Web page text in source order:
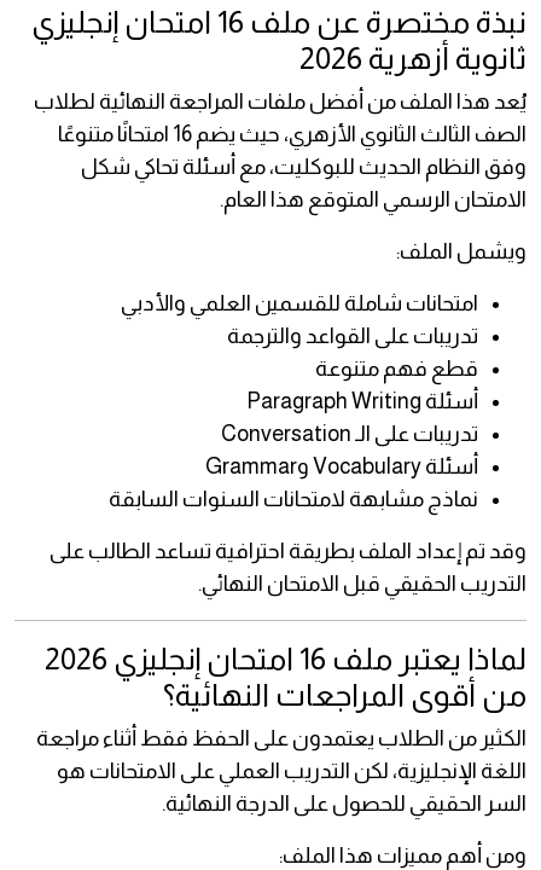
نبذة مختصرة عن ملف 16 امتحان إنجليزي
ثانوية أزهرية 2026
يُعد هذا الملف من أفضل ملفات المراجعة النهائية لطلاب
الصف الثالث الثانوي الأزهري، حيث يضم 16 امتحانًا متنوعًا
وفق النظام الحديث للبوكليت، مع أسئلة تحاكي شكل
الامتحان الرسمي المتوقع هذا العام.
ويشمل الملف:
امتحانات شاملة للقسمين العلمي والأدبي
تدريبات على القواعد والترجمة
قطع فهم متنوعة
أسئلة Paragraph Writing
تدريبات على الـ Conversation
أسئلة Vocabulary وGrammar
نماذج مشابهة لامتحانات السنوات السابقة
وقد تم إعداد الملف بطريقة احترافية تساعد الطالب على
التدريب الحقيقي قبل الامتحان النهائي.
لماذا يعتبر ملف 16 امتحان إنجليزي 2026
من أقوى المراجعات النهائية؟
الكثير من الطلاب يعتمدون على الحفظ فقط أثناء مراجعة
اللغة الإنجليزية، لكن التدريب العملي على الامتحانات هو
السر الحقيقي للحصول على الدرجة النهائية.
ومن أهم مميزات هذا الملف: